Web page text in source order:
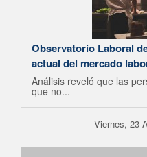
Observatorio Laboral
actual del mercado
Análisis reveló que las
que no...
Viernes, 23